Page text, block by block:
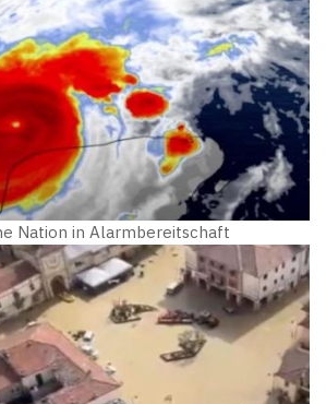
Nation in Alarmbereitschaft